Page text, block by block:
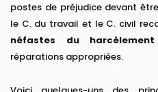
postes de préjudice devant
le C. du travail et le C. civil
néfastes du
réparations appropriées.